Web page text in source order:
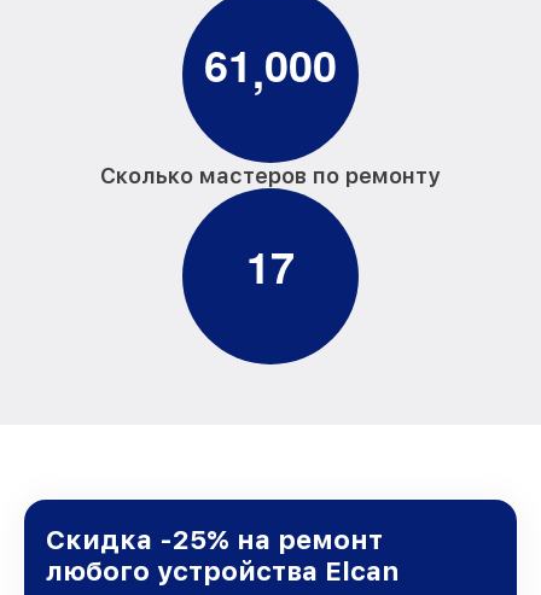
61,000
Сколько мастеров по ремонту
17
Скидка -25% на ремонт
любого устройства Elcan